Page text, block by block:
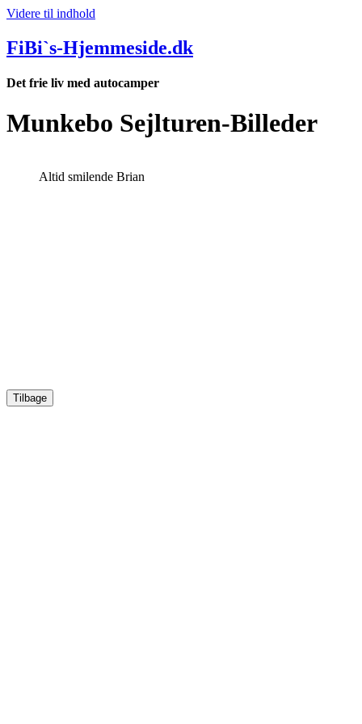
Videre til indhold
FiBi`s-Hjemmeside.dk
Det frie liv med autocamper
Munkebo Sejlturen-Billeder
Altid smilende Brian